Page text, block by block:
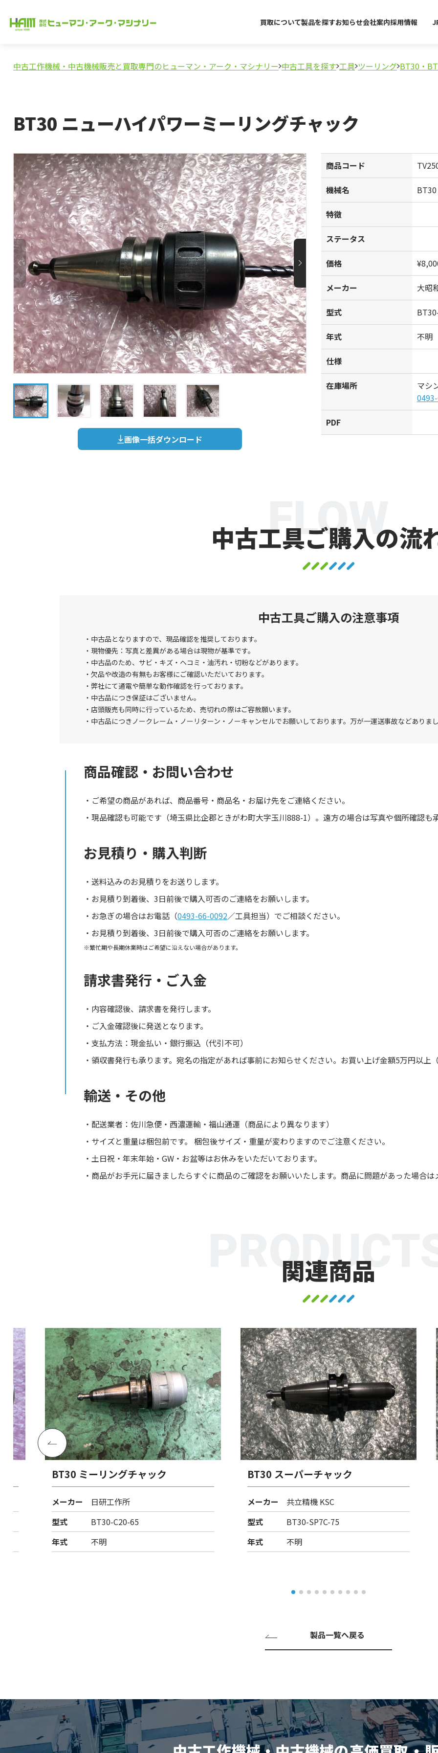
買取について製品を探すお知らせ会社案内採用情報
中古工作機械・中古機械販売と買取専門のヒューマン・アーク・マシナリー 中古工具を探す 工具 ツーリング BT30・
BT30 ニューハイパワーミーリングチャック
画像一括ダウンロード
商品コード
機械名
特徴
ステータス
価格
メーカー 大昭
型式
年式 不明
仕様
在庫場所
マシ
PDF
中古工具ご購入の流
FLOW
中古工具ご購入の注意事項
中古品となりますので、現品確認を推奨しております。
現物優先：写真と差異がある場合は現物が基準です。
中古品のため、サビ・キズ・ヘコミ・油汚れ・切粉などがあります。
欠品や改造の有無もお客様にご確認いただいております。
弊社にて通電や簡単な動作確認を行っております。
中古品につき保証はございません。
店頭販売も同時に行っているため、売切れの際はご容赦願います。
中古品につきノークレーム・ノーリターン・ノーキャンセルでお願いしております。万が一運送事故などありま
商品確認・お問い合わせ
ご希望の商品があれば、商品番号・商品名・お届け先をご連絡ください。
現品確認も可能です（埼玉県比企郡ときがわ町大字玉川888-1）。遠方の場合は写真や個所確認も
お見積り・購入判断
送料込みのお見積りをお送りします。
お見積り到着後、3日前後で購入可否のご連絡をお願いします。
お急ぎの場合はお電話（0493-66-0092／工具担当）でご相談ください。
お見積り到着後、3日前後で購入可否のご連絡をお願いします。
繁忙期や長期休業時はご希望に沿えない場合があります。
請求書発行・ご入金
内容確認後、請求書を発行します。
ご入金確認後に発送となります。
支払方法：現金払い・銀行振込（代引不可）
領収書発行も承ります。宛名の指定があれば事前にお知らせください。お買い上げ金額5万円以上
輸送・その他
配送業者：佐川急便・西濃運輸・福山通運（商品により異なります）
サイズと重量は梱包前です。 梱包後サイズ・重量が変わりますのでご注意ください。
土日祝・年末年始・GW・お盆等はお休みをいただいております。
商品がお手元に届きましたらすぐに商品のご確認をお願いいたします。商品に問題があった場合
関連商品
BT30 ミーリングチャック
メーカー
日研工作所
型式
BT30-C20-65
年式
不明
BT30 スーパーチャック
メーカー
共立精機 KSC
型式
BT30-SP7C-75
年式
不明
製品一覧へ戻る